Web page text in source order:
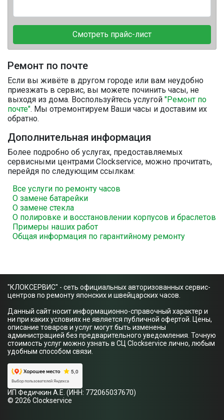
Смотреть прайс-лист
Ремонт по почте
Если вы живёте в другом городе или вам неудобно
приезжать в сервис, вы можете починить часы, не
выходя из дома. Воспользуйтесь услугой "Ремонт по
почте". Мы отремонтируем Ваши часы и доставим их
обратно.
Дополнительная информация
Более подробно об услугах, предоставляемых
сервисными центрами Clockservice, можно прочитать,
перейдя по следующим ссылкам:
Все услуги по ремонту часов
О замене батарейки
О замене стекла
О полировке и восстановлении корпусов и браслетов
Примеры наших работ
Общая информация по гарантийному ремонту
"КЛОКСЕРВИС" - сеть официальных авторизованных сервис-
центров по ремонту японских и швейцарских часов.
Данный сайт носит информационно-справочный характер и
ни при каких условиях не является публичной офертой. Цены,
описание товаров и услуг могут быть изменены
администрацией без предварительного уведомления. Точную
стоимость услуг можно узнать в СЦ Clockservice лично, любым
удобным способом связи.
ИП Федичкин А.Е. (ИНН: 772065037670)
© 2026 Clockservice